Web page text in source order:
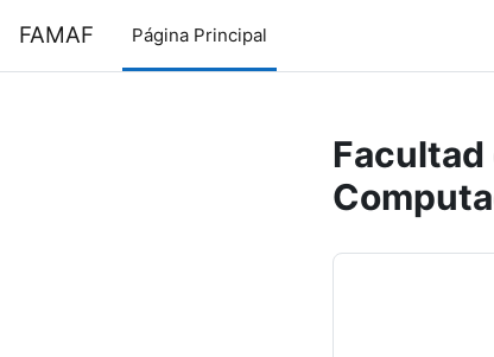
FAMAF Página Principal
Facultad